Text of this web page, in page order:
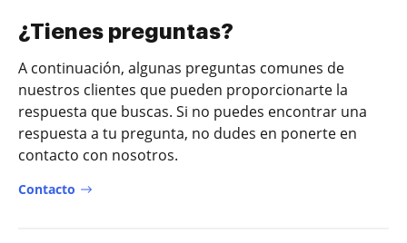
¿Tienes preguntas?
A continuación, algunas preguntas comunes de
nuestros clientes que pueden proporcionarte la
respuesta que buscas. Si no puedes encontrar una
respuesta a tu pregunta, no dudes en ponerte en
contacto con nosotros.
Contacto